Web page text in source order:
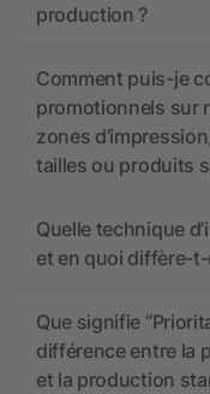
production ?
Comment puis-je
promotionnels sur
zones
tailles ou produits
Quelle technique
et en quoi diffère-
Que signifie
différence entre la
et la production